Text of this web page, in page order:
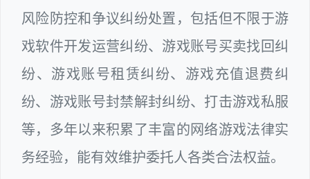
风险防控和争议纠纷处置，包括但不限于游
戏软件开发运营纠纷、游戏账号买卖找回纠
纷、游戏账号租赁纠纷、游戏充值退费纠
纷、游戏账号封禁解封纠纷、打击游戏私服
等，多年以来积累了丰富的网络游戏法律实
务经验，能有效维护委托人各类合法权益。